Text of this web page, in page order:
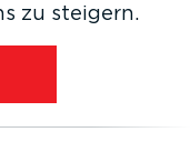
zu steigern.